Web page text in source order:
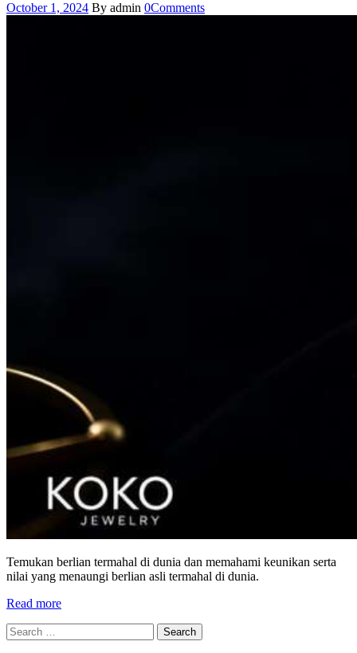
October 1, 2024 By admin 0Comments
Temukan berlian termahal di dunia dan memahami keunikan serta
nilai yang menaungi berlian asli termahal di dunia.
Read more
Search
for: